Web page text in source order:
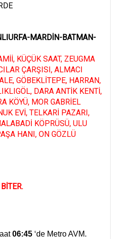
MARDİN-BATMAN-
KÜÇÜK SAAT, ZEUGMA
ÇARŞISI, ALMACI
GÖBEKLİTEPE, HARRAN,
DARA ANTİK KENTİ,
KÖYÜ, MOR GABRİEL
EVİ, TELKARİ PAZARI,
KÖPRÜSÜ, ULU
HANI, ON GÖZLÜ
06:45 ‘de Metro AVM.